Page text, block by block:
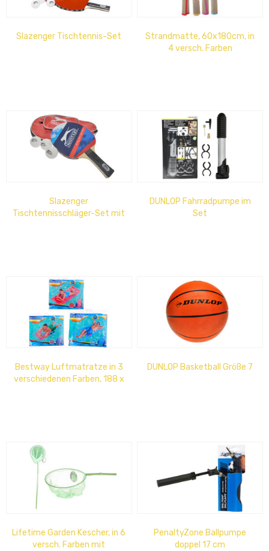
Slazenger Tischtennis-Set
Strandmatte, 60x180cm, in
4 versch. Farben
Slazenger
Tischtennisschläger-Set mit
DUNLOP Fahrradpumpe im
Set
Bestway Luftmatratze in 3
verschiedenen Farben, 188 x
DUNLOP Basketball Größe 7
Lifetime Garden Kescher, in 6
versch. Farben mit
PenaltyZone Ballpumpe
doppel 17 cm